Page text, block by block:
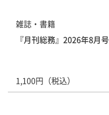
雑誌・書籍
『月刊総務』2026年8月号
1,100円（税込）